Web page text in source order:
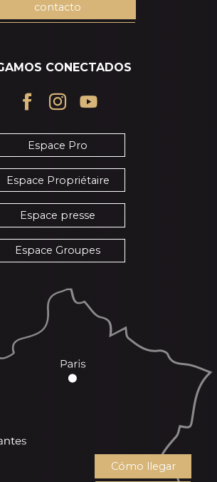
contacto
CONECTADOS
Espace Pro
Espace Propriétaire
Espace presse
Espace Groupes
Cómo llegar